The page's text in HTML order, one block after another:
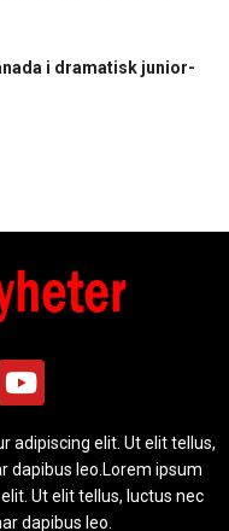
i dramatisk junior-
adipiscing elit. Ut elit tellus,
dapibus leo.Lorem ipsum
Ut elit tellus, luctus nec
dapibus leo.